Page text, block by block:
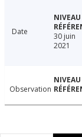
Date
30 juin
2021
Observation